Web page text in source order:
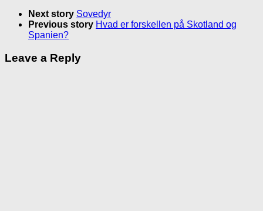
Next story Sovedyr
Previous story Hvad er forskellen på Skotland og
Spanien?
Leave a Reply